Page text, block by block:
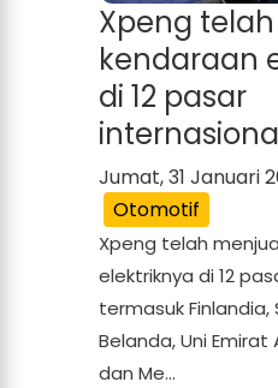
Xpeng
kendaraan
di 12 pasar
Jumat, 31 Januari
Otomotif
Xpeng telah
elektriknya di 12
termasuk Finlandia,
Belanda, Uni Emirat
dan Me...